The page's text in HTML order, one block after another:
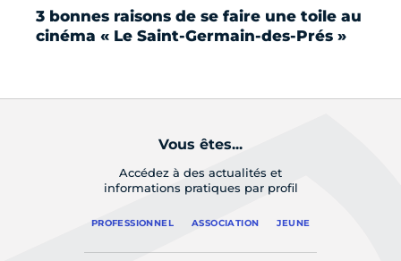
3 bonnes raisons de se faire une toile au
cinéma « Le Saint-Germain-des-Prés »
Vous êtes...
Accédez à des actualités et
informations pratiques par profil
PROFESSIONNEL ASSOCIATION JEUNE